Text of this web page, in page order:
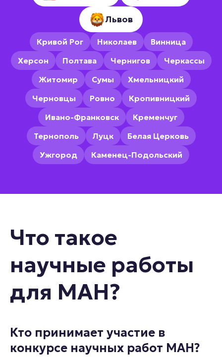
Львов
Кривой Рог Николаев
Винница
Херсон
Полтава Чернигов
Черкассы
Житомир
Сумы
Хмельницкий
Черновцы
Ровно
Кропивницкий
Ивано-Франковск
Кременчуг
Тернополь
Луцк
Белая Церковь
Ужгород
Каменец-Подольский
Что такое
научные работы
для МАН?
Кто принимает участие в
конкурсе научных работ МАН?